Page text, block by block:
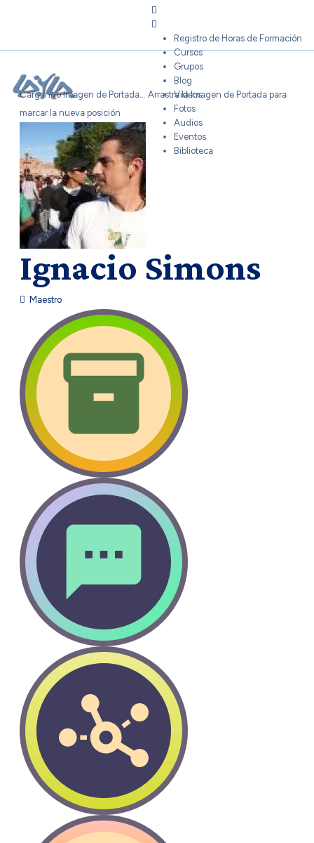
Registro de Horas de Formación
Cursos
Grupos
Blog
Videos
Fotos
Audios
Eventos
Biblioteca
Cargando Imagen de Portada... Arrastra la Imagen de Portada para
marcar la nueva posición
Ignacio Simons
Maestro